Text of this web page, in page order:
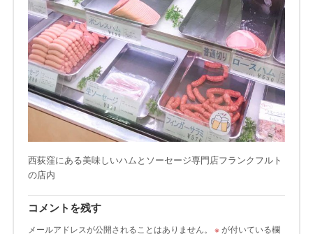
西荻窪にある美味しいハムとソーセージ専門店フランクフルト
の店内
コメントを残す
メールアドレスが公開されることはありません。 ※が付いている欄